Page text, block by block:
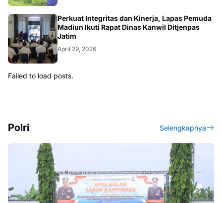
Perkuat Integritas dan Kinerja, Lapas Pemuda
Madiun Ikuti Rapat Dinas Kanwil Ditjenpas
Jatim
April 29, 2026
Failed to load posts.
Polri Selengkapnya